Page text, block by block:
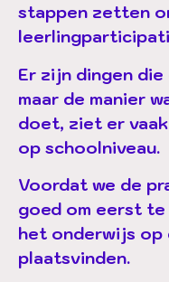
stappen zetten
Er zijn dingen
maar de manier
doet, ziet er
op schoolniveau.
Voordat we de
goed om eerst
het onderwijs op
plaatsvinden.